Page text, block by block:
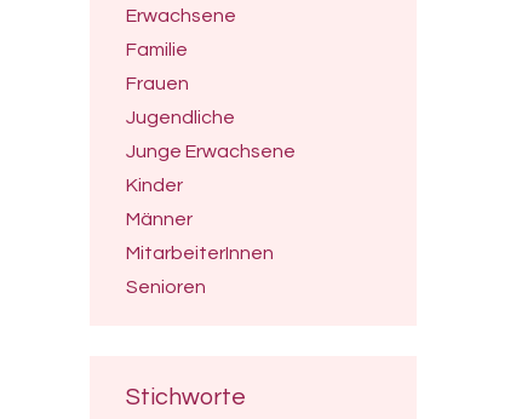
Erwachsene
Familie
Frauen
Jugendliche
Junge Erwachsene
Kinder
Männer
MitarbeiterInnen
Senioren
Stichworte